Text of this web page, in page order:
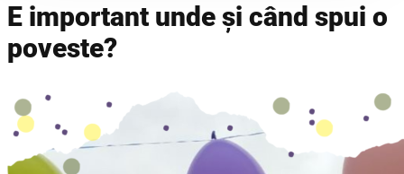
E important unde și când spui o
poveste?